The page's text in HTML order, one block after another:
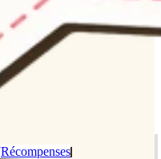
Récompenses